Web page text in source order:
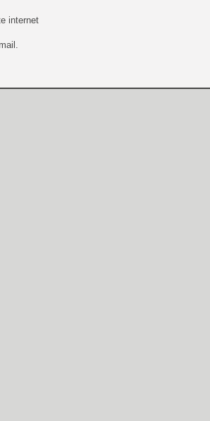
[LS] [PS5] Premiers
internet